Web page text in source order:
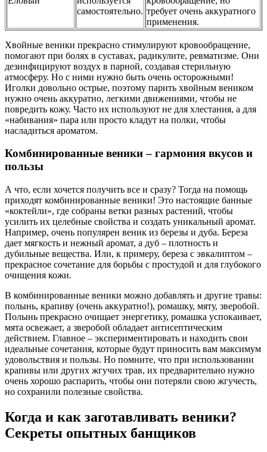
самостоятельно. требует очень аккуратного
применения.
Хвойные веники прекрасно стимулируют кровообращение,
помогают при болях в суставах, радикулите, ревматизме. Они
дезинфицируют воздух в парной, создавая стерильную
атмосферу. Но с ними нужно быть очень осторожными!
Иголки довольно острые, поэтому парить хвойным веником
нужно очень аккуратно, легкими движениями, чтобы не
повредить кожу. Часто их используют не для хлестания, а для
«набивания» пара или просто кладут на полки, чтобы
насладиться ароматом.
Комбинированные веники – гармония вкусов и
пользы
А что, если хочется получить все и сразу? Тогда на помощь
приходят комбинированные веники! Это настоящие банные
«коктейли», где собраны ветки разных растений, чтобы
усилить их целебные свойства и создать уникальный аромат.
Например, очень популярен веник из березы и дуба. Береза
дает мягкость и нежный аромат, а дуб – плотность и
дубильные вещества. Или, к примеру, береза с эвкалиптом –
прекрасное сочетание для борьбы с простудой и для глубокого
очищения кожи.
В комбинированные веники можно добавлять и другие травы:
полынь, крапиву (очень аккуратно!), ромашку, мяту, зверобой.
Полынь прекрасно очищает энергетику, ромашка успокаивает,
мята освежает, а зверобой обладает антисептическим
действием. Главное – экспериментировать и находить свои
идеальные сочетания, которые будут приносить вам максимум
удовольствия и пользы. Но помните, что при использовании
крапивы или других жгучих трав, их предварительно нужно
очень хорошо распарить, чтобы они потеряли свою жгучесть,
но сохранили полезные свойства.
Когда и как заготавливать веники?
Секреты опытных банщиков